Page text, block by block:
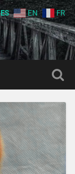
ES EN FR